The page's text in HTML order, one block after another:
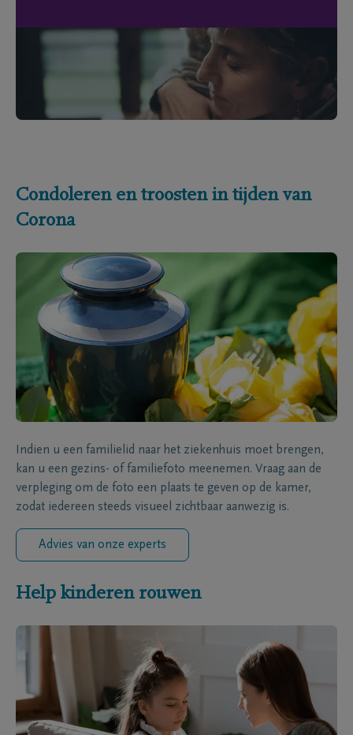
Condoleren en troosten in tijden van
Corona
Indien u een familielid naar het ziekenhuis moet brengen,
kan u een gezins- of familiefoto meenemen. Vraag aan de
verpleging om de foto een plaats te geven op de kamer,
zodat iedereen steeds visueel zichtbaar aanwezig is.
Advies van onze experts
Help kinderen rouwen